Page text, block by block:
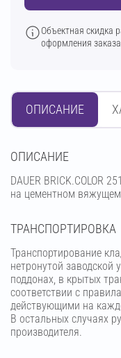
Объектная скидка
оформления
ОПИСАНИЕ
OПИСАНИЕ
DAUER BRICK.COLOR
на цементном
ТРАНСПОРТИРОВКА
Транспортирование
нетронутой заводской
поддонах, в крытых
соответствии с
действующими на
В остальных случаях
производителя.